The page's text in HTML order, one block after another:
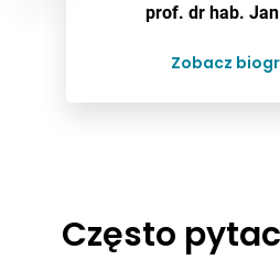
prof. dr hab.
Zobacz
Często